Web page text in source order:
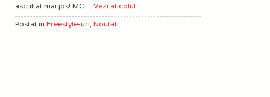
ascultat mai jos! MC:... Vezi aticolul
Postat in Freestyle-uri, Noutati